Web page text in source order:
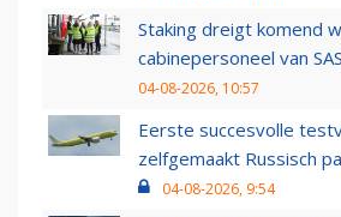
Staking dreigt komend
cabinepersoneel van
04-08-2026, 10:57
Eerste succesvolle
zelfgemaakt Russisch
04-08-2026, 9:54